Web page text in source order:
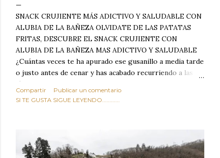
SNACK CRUJIENTE MÁS ADICTIVO Y SALUDABLE CON
ALUBIA DE LA BAÑEZA OLVIDATE DE LAS PATATAS
FRITAS, DESCUBRE EL SNACK CRUJIENTE CON
ALUBIA DE LA BAÑEZA MAS ADICTIVO Y SALUDABLE
¿Cuántas veces te ha apurado ese gusanillo a media tarde
o justo antes de cenar y has acabado recurriendo a las
típicas patatas de bolsa, frutos secos fritos o snacks
ultraprocesados llenos de grasas saturadas y sodio?
satisface. Estas alubias crujientes al horno van a cambiar
por completo tu forma de ver las legumbres. Olvídate de
Compartir
Publicar un comentario
SI TE GUSTA SIGUE LEYENDO............